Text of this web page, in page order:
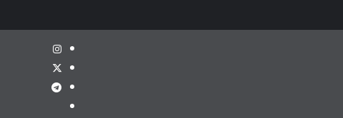
اینستاگرام
توئیتر
تلگرام